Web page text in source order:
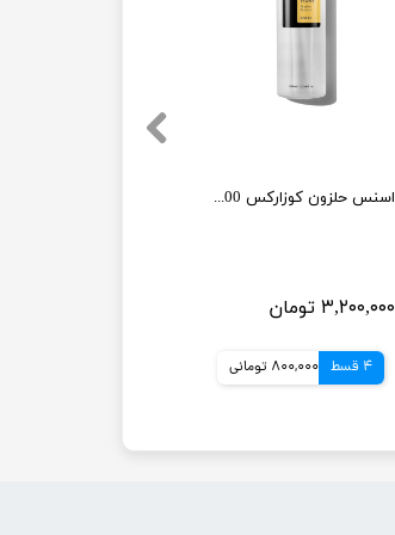
اسنس حلزون کوزارکس 100 میل
۳,۲۰۰,۰۰۰ تومان
4 قسط 800,000 تومانی